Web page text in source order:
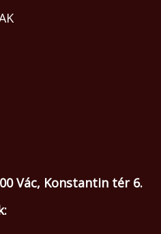
Vác, Konstantin tér 6.